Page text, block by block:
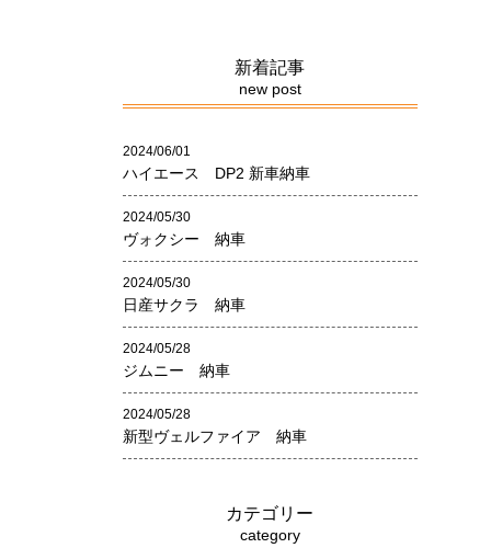
新着記事
new post
2024/06/01
ハイエース DP2 新車納車
2024/05/30
ヴォクシー 納車
2024/05/30
日産サクラ 納車
2024/05/28
ジムニー 納車
2024/05/28
新型ヴェルファイア 納車
カテゴリー
category